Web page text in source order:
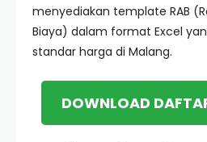
menyediakan template RAB
Biaya) dalam format Excel
standar harga di Malang.
DOWNLOAD